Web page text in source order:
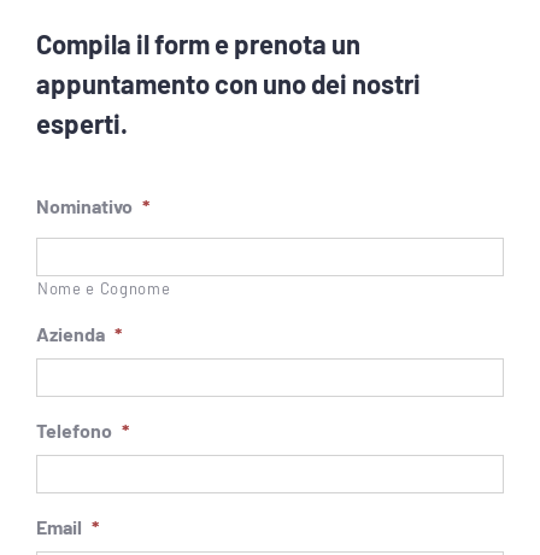
Compila il form e prenota un
appuntamento con uno dei nostri
esperti.
Nominativo *
Nome e Cognome
Azienda *
Telefono *
Email *